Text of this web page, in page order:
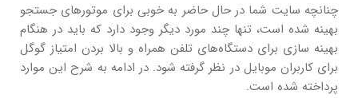
چنانچه سایت شما در حال حاضر به خوبی برای موتورهای جستجو
بهینه شده است، تنها چند مورد دیگر وجود دارد که باید در هنگام
بهینه سازی برای دستگاه‌های تلفن همراه و بالا بردن امتیاز گوگل
برای کاربران موبایل در نظر گرفته شود. در ادامه به شرح این موارد
پرداخته شده است.